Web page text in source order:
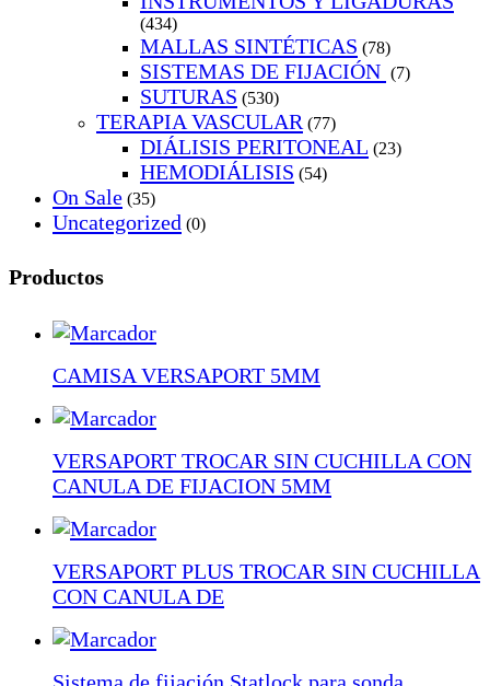
(434)
MALLAS SINTÉTICAS (78)
SISTEMAS DE FIJACIÓN (7)
SUTURAS (530)
TERAPIA VASCULAR (77)
DIÁLISIS PERITONEAL (23)
HEMODIÁLISIS (54)
On Sale (35)
Uncategorized (0)
Productos
CAMISA VERSAPORT 5MM
VERSAPORT TROCAR SIN CUCHILLA CON
CANULA DE FIJACION 5MM
VERSAPORT PLUS TROCAR SIN CUCHILLA
CON CANULA DE
Sistema de fijación Statlock para sonda